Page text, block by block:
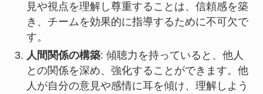
見や視点を理解し尊重することは、信頼感を築
き、チームを効果的に指導するために不可欠で
す。
人間関係の構築: 傾聴力を持っていると、他人
との関係を深め、強化することができます。他
人が自分の意見や感情に耳を傾け、理解しよう